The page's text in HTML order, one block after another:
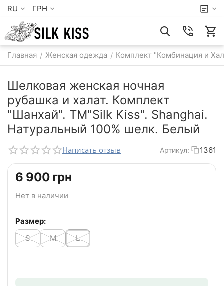
RU ГРН
Главная / Женская одежда / Комплект "Комбинация и
Шелковая женская ночная
рубашка и халат. Комплект
"Шанхай". TM"Silk Kiss". Shanghai.
Натуральный 100% шелк. Белый
Написать отзыв Артикул: 1361
‍6 900‍ грн
Нет в наличии
Размер:
S
M L